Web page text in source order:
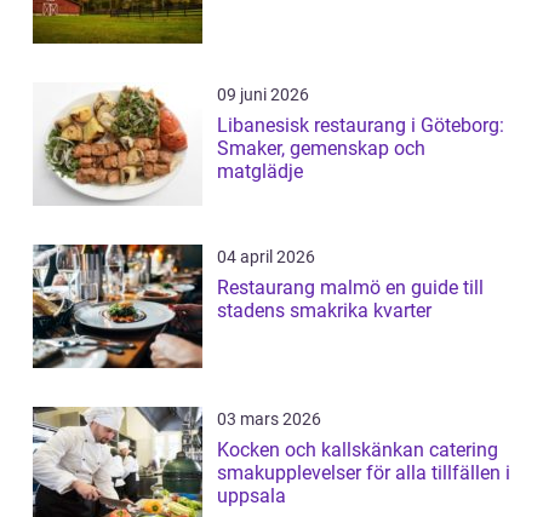
09 juni 2026
Libanesisk restaurang i Göteborg:
Smaker, gemenskap och
matglädje
04 april 2026
Restaurang malmö en guide till
stadens smakrika kvarter
03 mars 2026
Kocken och kallskänkan catering
smakupplevelser för alla tillfällen i
uppsala